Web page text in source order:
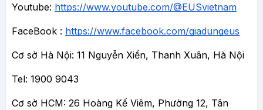
Youtube: https://www.youtube.com/@EUSvietnam
FaceBook : https://www.facebook.com/giadungeus
Cơ sở Hà Nội: 11 Nguyễn Xiển, Thanh Xuân, Hà Nội
Tel: 1900 9043
Cơ sở HCM: 26 Hoàng Kế Viêm, Phường 12, Tân